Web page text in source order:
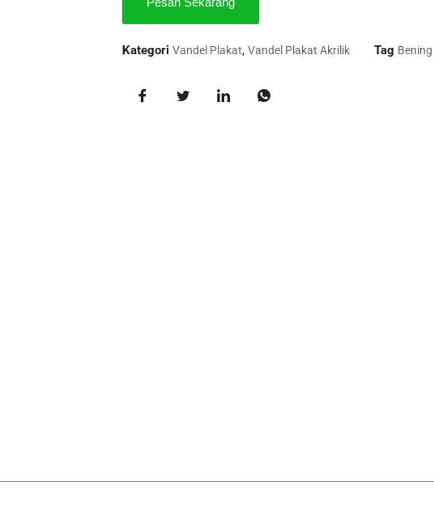
Kategori Vandel Plakat,Vandel Plakat Akrilik Tag Bening